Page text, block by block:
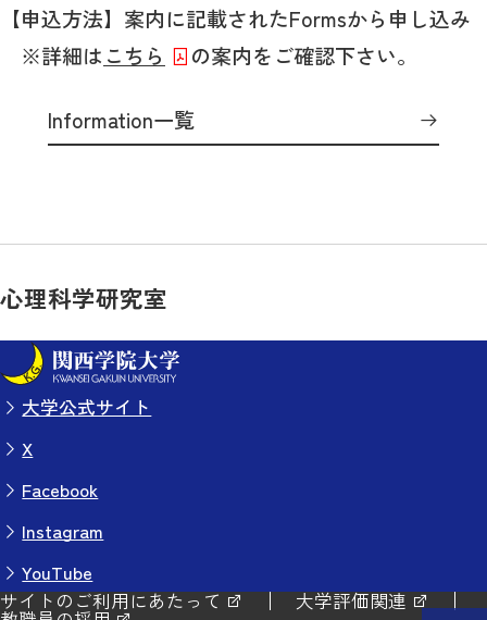
【申込方法】案内に記載されたFormsから申し込み
※詳細は こちら の案内をご確認下さい。
Information一覧
心理科学研究室
大学公式サイト
X
Facebook
Instagram
YouTube
サイトのご利用にあたって
大学評価関連